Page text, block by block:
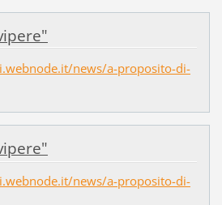
news/a-proposito-di-
news/a-proposito-di-